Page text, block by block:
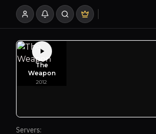
Servers: